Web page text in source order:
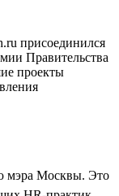
присоединился
Правительства
проекты
мэра Москвы. Это